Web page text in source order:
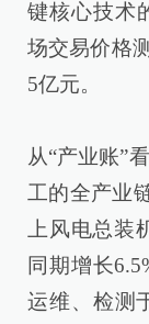
键核心技术
场交易价格
5亿元。
从“产业账”
工的全产业
上风电总装
同期增长
运维、检测